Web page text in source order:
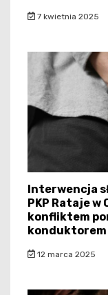
7 kwietnia 2025
Interwencja
PKP Rataje w
konfliktem
konduktorem
12 marca 2025